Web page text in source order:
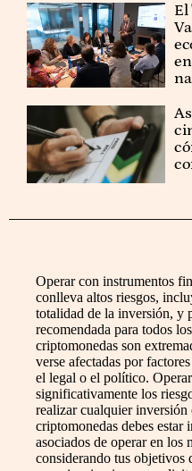
El
Operar con instrumentos
conlleva altos riesgos,
totalidad de la inversión, y
recomendada para todos
criptomonedas son
verse afectadas por
el legal o el político.
significativamente los
realizar cualquier
criptomonedas debes estar
asociados de operar en los
considerando tus objetivos